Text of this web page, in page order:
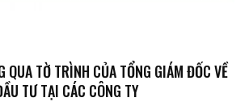
QUA TỜ TRÌNH CỦA TỔNG GIÁM ĐỐC VỀ
TƯ TẠI CÁC CÔNG TY